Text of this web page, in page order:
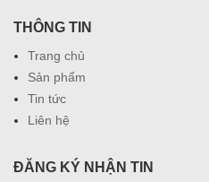
THÔNG TIN
Trang chủ
Sản phẩm
Tin tức
Liên hệ
ĐĂNG KÝ NHẬN TIN